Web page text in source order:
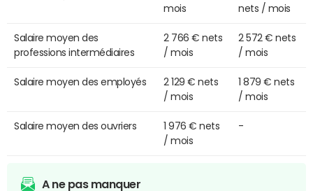
mois
nets / mois
Salaire moyen des
professions intermédiaires
2 766 € nets
/ mois
2 572 € nets
/ mois
Salaire moyen des employés
2 129 € nets
/ mois
1 879 € nets
/ mois
Salaire moyen des ouvriers
1 976 € nets
/ mois
-
A ne pas manquer